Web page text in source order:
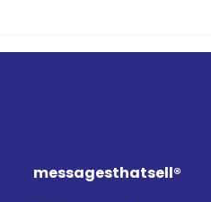
messagesthatsell®